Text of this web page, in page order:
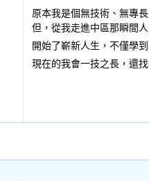
原本我是個無技術、無專
但，從我走進中區那瞬間
開始了嶄新人生，不僅學
現在的我會一技之長，還